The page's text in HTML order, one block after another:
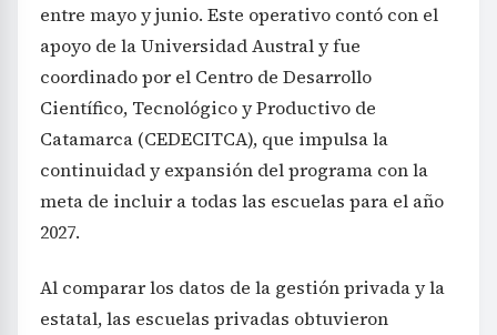
entre mayo y junio. Este operativo contó con el
apoyo de la Universidad Austral y fue
coordinado por el Centro de Desarrollo
Científico, Tecnológico y Productivo de
Catamarca (CEDECITCA), que impulsa la
continuidad y expansión del programa con la
meta de incluir a todas las escuelas para el año
2027.
Al comparar los datos de la gestión privada y la
estatal, las escuelas privadas obtuvieron